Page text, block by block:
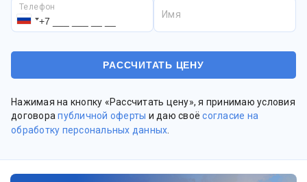
Телефон
Имя
Нажимая на кнопку «Рассчитать цену», я принимаю условия
договорапубличной оферты и даю своёсогласие на
обработку персональных данных